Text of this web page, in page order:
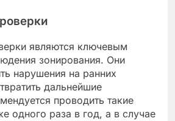
являются ключевым
зонирования. Они
нарушения на ранних
дальнейшие
проводить такие
одного раза в год, а в случае